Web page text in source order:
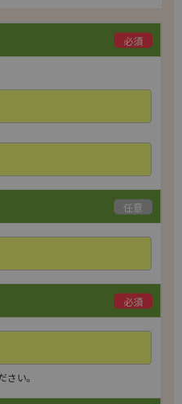
必須
任意
必須
い。